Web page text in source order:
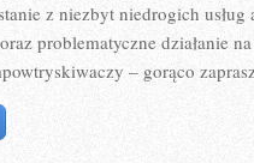
z niezbyt niedrogich
problematyczne działanie
– gorąco